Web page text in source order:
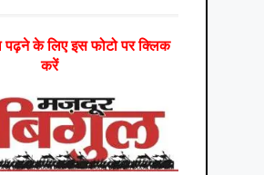
पढ़ने के लिए इस फोटो पर क्लिक
करें